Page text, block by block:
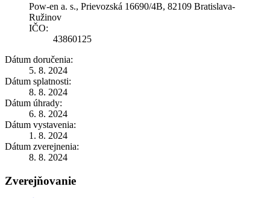
Pow-en a. s., Prievozská 16690/4B, 82109 Bratislava-
Ružinov
IČO:
43860125
Dátum doručenia:
5. 8. 2024
Dátum splatnosti:
8. 8. 2024
Dátum úhrady:
6. 8. 2024
Dátum vystavenia:
1. 8. 2024
Dátum zverejnenia:
8. 8. 2024
Zverejňovanie